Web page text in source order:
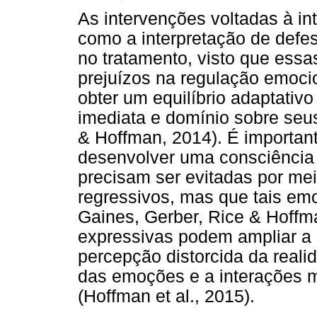
As intervenções voltadas à
como a interpretação de
no tratamento, visto que
prejuízos na regulação
obter um equilíbrio
imediata e domínio sobre
& Hoffman, 2014). É
desenvolver uma
precisam ser evitadas por
regressivos, mas que tais
Gaines, Gerber, Rice &
expressivas podem ampliar
percepção distorcida da
das emoções e a interações
(Hoffman et al., 2015).